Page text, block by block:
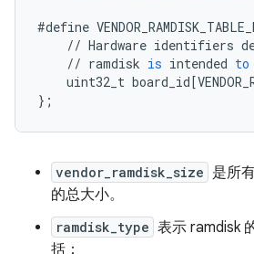
#define
// Hardware identifiers
// ramdisk is intended to
uint32_t board_id[
} ;
vendor_ramdisk_size 是所
的总大小。
ramdisk_type 表示 ramdisk
括：